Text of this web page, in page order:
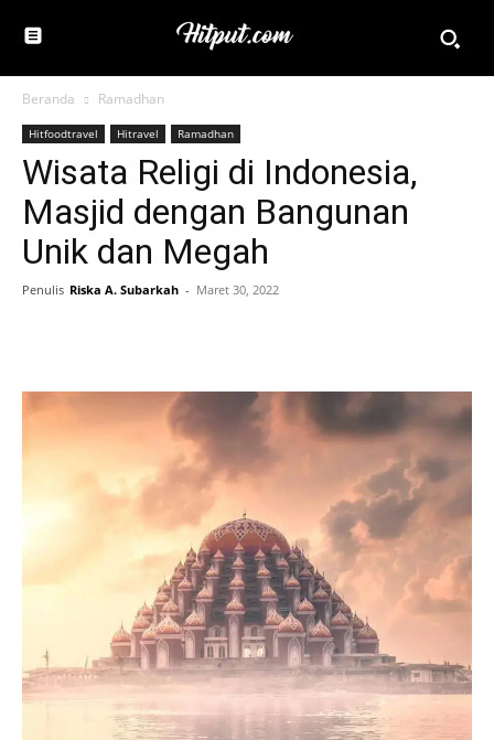
Beranda Ramadhan
Hitfoodtravel Hitravel Ramadhan
Wisata Religi di Indonesia,
Masjid dengan Bangunan
Unik dan Megah
Penulis Riska A. Subarkah - Maret 30, 2022